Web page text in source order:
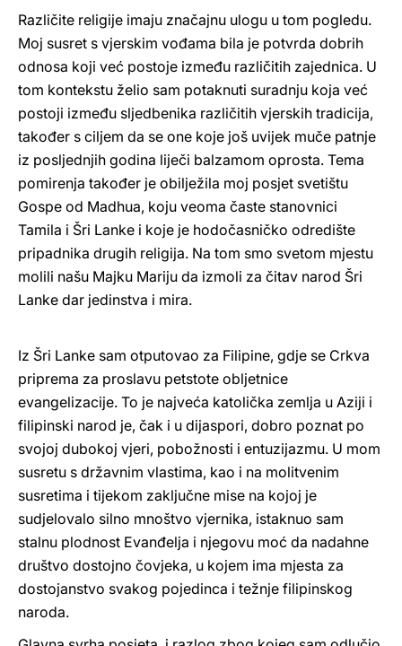
Različite religije imaju značajnu ulogu u tom pogledu.
Moj susret s vjerskim vođama bila je potvrda dobrih
odnosa koji već postoje između različitih zajednica. U
tom kontekstu želio sam potaknuti suradnju koja već
postoji između sljedbenika različitih vjerskih tradicija,
također s ciljem da se one koje još uvijek muče patnje
iz posljednjih godina liječi balzamom oprosta. Tema
pomirenja također je obilježila moj posjet svetištu
Gospe od Madhua, koju veoma časte stanovnici
Tamila i Šri Lanke i koje je hodočasničko odredište
pripadnika drugih religija. Na tom smo svetom mjestu
molili našu Majku Mariju da izmoli za čitav narod Šri
Lanke dar jedinstva i mira.
Iz Šri Lanke sam otputovao za Filipine, gdje se Crkva
priprema za proslavu petstote obljetnice
evangelizacije. To je najveća katolička zemlja u Aziji i
filipinski narod je, čak i u dijaspori, dobro poznat po
svojoj dubokoj vjeri, pobožnosti i entuzijazmu. U mom
susretu s državnim vlastima, kao i na molitvenim
susretima i tijekom zaključne mise na kojoj je
sudjelovalo silno mnoštvo vjernika, istaknuo sam
stalnu plodnost Evanđelja i njegovu moć da nadahne
društvo dostojno čovjeka, u kojem ima mjesta za
dostojanstvo svakog pojedinca i težnje filipinskog
naroda.